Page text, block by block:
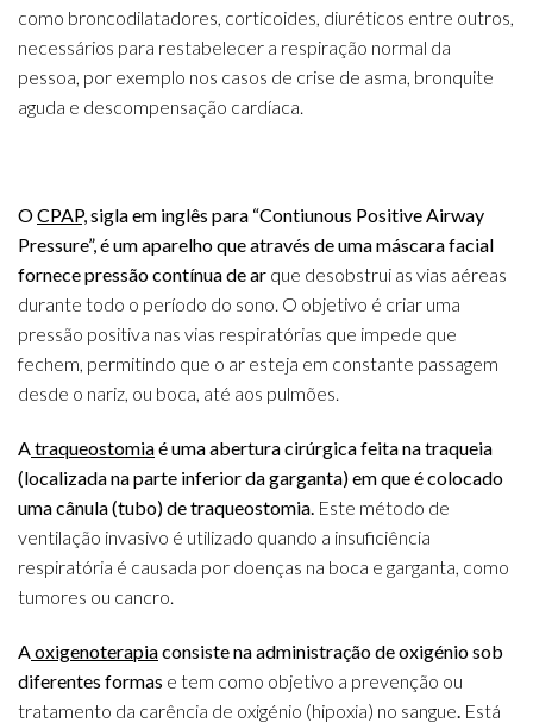
como broncodilatadores, corticoides, diuréticos entre outros,
necessários para restabelecer a respiração normal da
pessoa, por exemplo nos casos de crise de asma, bronquite
aguda e descompensação cardíaca.
OCPAP,sigla em inglês para “Contiunous Positive Airway
Pressure”, é um aparelho que através de uma máscara facial
fornece pressão contínua de ar que desobstrui as vias aéreas
durante todo o período do sono. O objetivo é criar uma
pressão positiva nas vias respiratórias que impede que
fechem, permitindo que o ar esteja em constante passagem
desde o nariz, ou boca, até aos pulmões.
Atraqueostomiaé uma abertura cirúrgica feita na traqueia
(localizada na parte inferior da garganta) em que é colocado
uma cânula (tubo) de traqueostomia. Este método de
ventilação invasivo é utilizado quando a insuficiência
respiratória é causada por doenças na boca e garganta, como
tumores ou cancro.
A oxigenoterapiaconsiste na administração de oxigénio sob
diferentes formas e tem como objetivo a prevenção ou
tratamento da carência de oxigénio (hipoxia) no sangue Está